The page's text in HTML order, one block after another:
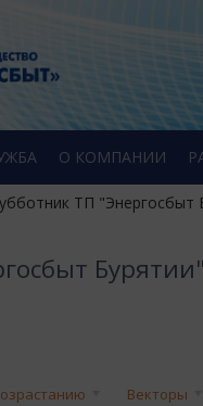
О КОМПАНИИ
ТП "Энергосбыт
Векторы